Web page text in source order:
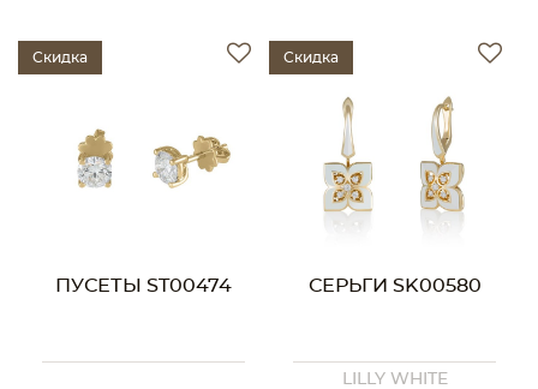
Скидка
ПУСЕТЫ ST00474
Скидка
СЕРЬГИ SK00580
LILLY WHITE